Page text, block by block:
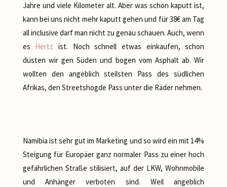
Jahre und viele Kilometer alt. Aber was schon kaputt ist,
kann bei uns nicht mehr kaputt gehen und für 38€ am Tag
all inclusive darf man nicht zu genau schauen. Auch, wenn
es Hertz ist. Noch schnell etwas einkaufen, schon
düsten wir gen Süden und bogen vom Asphalt ab. Wir
wollten den angeblich steilsten Pass des südlichen
Afrikas, den Streetshogde Pass unter die Räder nehmen.
Namibia ist sehr gut im Marketing und so wird ein mit 14%
Steigung für Europäer ganz normaler Pass zu einer hoch
gefährlichen Straße stilisiert, auf der LKW, Wohnmobile
und Anhänger verboten sind. Weil angeblich